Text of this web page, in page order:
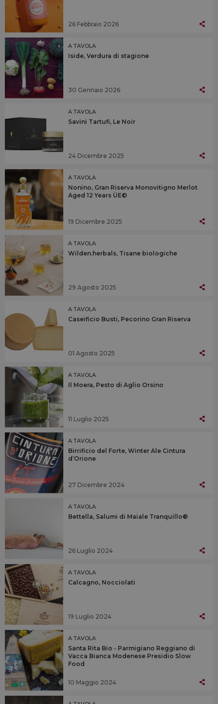
26 Febbraio 2026
A TAVOLA
Iside, Verdura di stagione
30 Gennaio 2026
A TAVOLA
Savini Tartufi, Le Noir
24 Dicembre 2025
A TAVOLA
Nonino, Gran Riserva Monovitigno Merlot
Aged 12 Years ÙE©
19 Dicembre 2025
A TAVOLA
Wilden.herbals, Tisane biologiche
29 Agosto 2025
A TAVOLA
Caseificio Busti, Pecorino Gran Riserva
01 Agosto 2025
A TAVOLA
Il Moera, Pesto di Aglio Orsino
11 Luglio 2025
A TAVOLA
Birrificio del Forte, Winter Ale Cintura
d’Orione
27 Dicembre 2024
A TAVOLA
Bettella, Salumi di Maiale Tranquillo®
26 Luglio 2024
A TAVOLA
Calcagno, Nocciolati
19 Luglio 2024
A TAVOLA
Santa Rita Bio - Parmigiano Reggiano di
Vacca Bianca Modenese Presidio Slow
Food
10 Maggio 2024